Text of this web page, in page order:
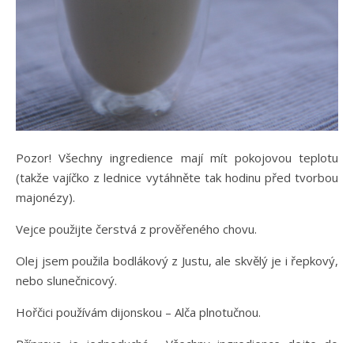
Pozor! Všechny ingredience mají mít pokojovou teplotu
(takže vajíčko z lednice vytáhněte tak hodinu před tvorbou
majonézy).
Vejce použijte čerstvá z prověřeného chovu.
Olej jsem použila bodlákový z Justu, ale skvělý je i řepkový,
nebo slunečnicový.
Hořčici používám dijonskou – Alča plnotučnou.